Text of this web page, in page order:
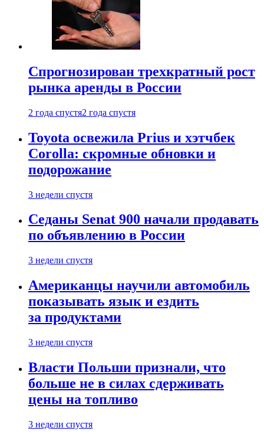
Спрогнозирован трехкратный рост
рынка аренды в России
2 года спустя2 года спустя
Toyota освежила Prius и хэтчбек
Corolla: скромные обновки и
подорожание
3 недели спустя
Седаны Senat 900 начали продавать
по объявлению в России
3 недели спустя
Американцы научили автомобиль
показывать язык и ездить
за продуктами
3 недели спустя
Власти Польши признали, что
больше не в силах сдерживать
цены на топливо
3 недели спустя